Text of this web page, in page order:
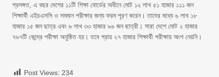
প্রসঙ্গত, এ বছর দেশের ১১টি শিক্ষা বোর্ডের অধীনে মোট ১২ লাখ ৫১ হাজার ১১১ জন
শিক্ষার্থী এইচএসসি ও সমমান পরীক্ষার জন্য ফরম পূরণ করেন। তাদের মধ্যে ৬ লাখ ১৮
হাজার ১৫ জন ছাত্র এবং ৬ লাখ ৩৩ হাজার ৯৬ জন ছাত্রী। সারা দেশে মোট ২ হাজার
৭৯৭টি কেন্দ্রে পরীক্ষা অনুষ্ঠিত হয়। তবে প্রায় ২৭ হাজার শিক্ষার্থী পরীক্ষায় অংশ নেয়নি।
Post Views: 234